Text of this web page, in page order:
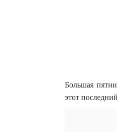
Большая
этот